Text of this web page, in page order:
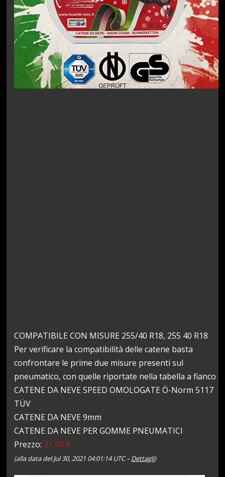
COMPATIBILE CON MISURE 255/40 R18, 255 40 R18
Per verificare la compatibilità delle catene basta
confrontare le prime due misure presenti sul
pneumatico, con quelle riportate nella tabella a fianco
CATENE DA NEVE SPEED OMOLOGATE Ö-Norm 5117
TÜV
CATENE DA NEVE 9mm
CATENE DA NEVE PER GOMME PNEUMATICI
Prezzo: 21,50 €
(alla data del Jul 30, 2021 04:01:14 UTC –Dettagli)